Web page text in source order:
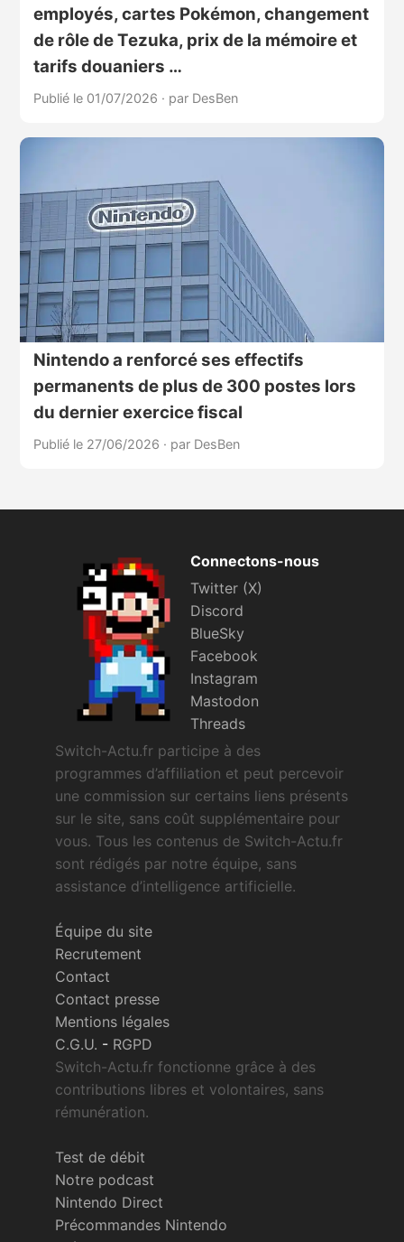
employés, cartes Pokémon, changement
de rôle de Tezuka, prix de la mémoire et
tarifs douaniers …
Publié le 01/07/2026 · par DesBen
Nintendo a renforcé ses effectifs
permanents de plus de 300 postes lors
du dernier exercice fiscal
Publié le 27/06/2026 · par DesBen
Connectons-nous
Twitter (X)
Discord
BlueSky
Facebook
Instagram
Mastodon
Threads
Switch-Actu.fr participe à des
programmes d’affiliation et peut percevoir
une commission sur certains liens présents
sur le site, sans coût supplémentaire pour
vous. Tous les contenus de Switch-Actu.fr
sont rédigés par notre équipe, sans
assistance d’intelligence artificielle.
Équipe du site
Recrutement
Contact
Contact presse
Mentions légales
C.G.U. - RGPD
Switch-Actu.fr fonctionne grâce à des
contributions libres et volontaires, sans
rémunération.
Test de débit
Notre podcast
Nintendo Direct
Précommandes Nintendo